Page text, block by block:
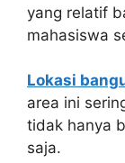
yang relatif
mahasiswa
Lokasi
area ini
tidak hanya
saja.